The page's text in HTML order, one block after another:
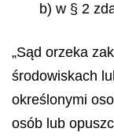
b) w § 2
„Sąd orzeka
środowiskach
określonymi
osób lub